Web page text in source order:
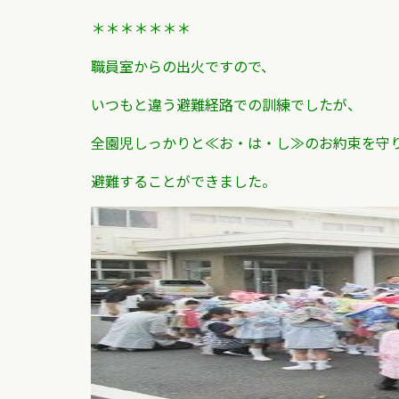
＊＊＊＊＊＊＊
職員室からの出火ですので、
いつもと違う避難経路での訓練でしたが、
全園児しっかりと≪お・は・し≫のお約束を守
避難することができました。